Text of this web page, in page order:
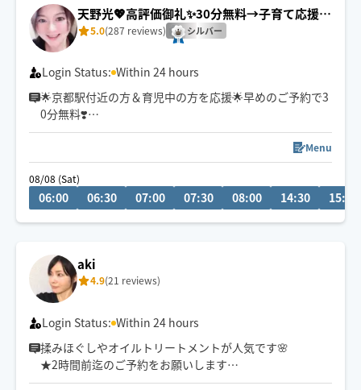
天野光💖高評価御礼✨30分無料→子育て応援＆
京都駅付近💕
5.0(287 reviews) シルバー
Login Status: Within 24 hours
🌟京都駅付近の方＆育児中の方を応援🌟早めのご予約で3
0分無料❣️
初めまして。指圧と整体とリバースエイジング(若返り)が
得意なエステティシャンです♪有名人も通われる会員制
サロンにスカウトされ、勤めておりました。大阪府個人
ランキング上位実績あり。有名５つ星ホテルのサロン勤
務(60分・22,000円〜)
Menu
08/08 (Sat)
06:00 06:30 07:00 07:30 08:00 14:30 15:00
aki
4.9(21 reviews)
Login Status: Within 24 hours
揉みほぐしやオイルトリートメントが人気です🌸
★2時間前迄のご予約をお願いします
★天候や交通事情、現在地によってお断りする場合もご